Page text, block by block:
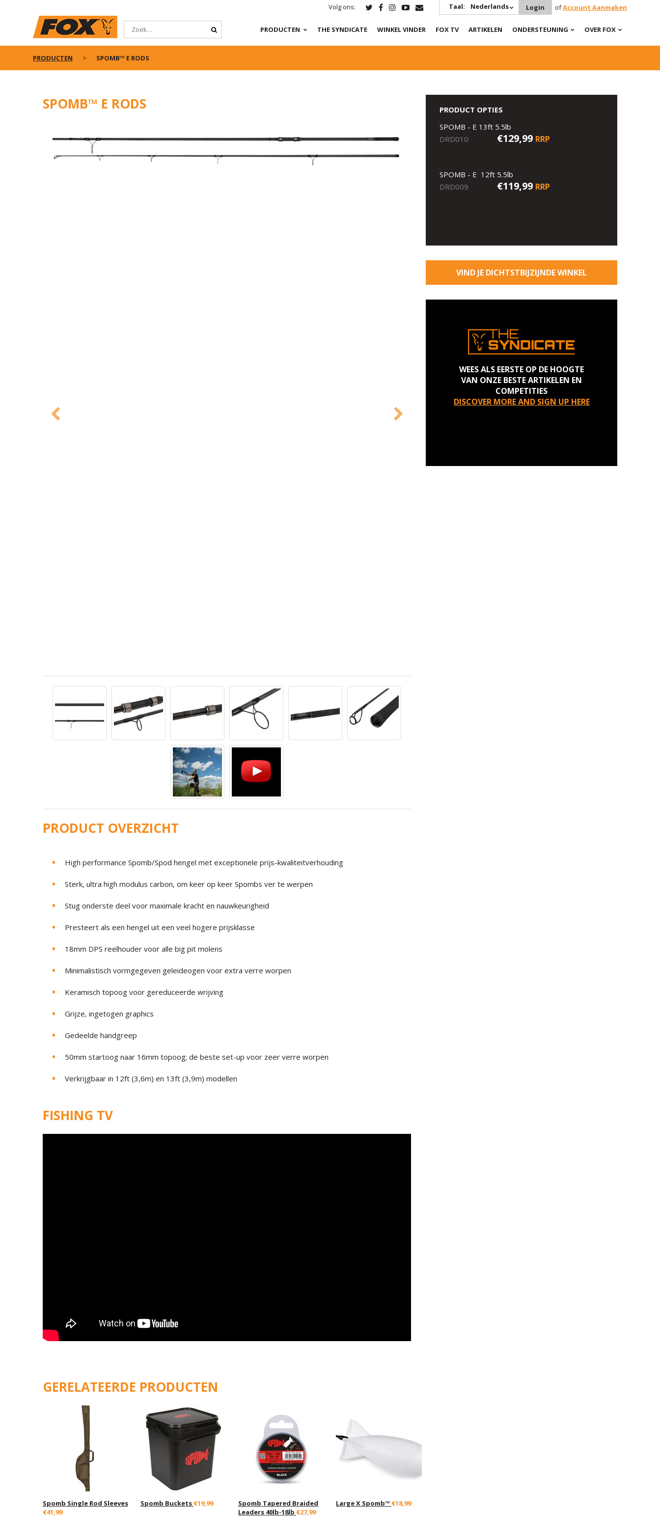
Volg ons: Taal: Nederlands Login ofAccount Aanmaken
PRODUCTEN THE SYNDICATE WINKEL VINDER FOX TV ARTIKELEN ONDERSTEUNING OVER FOX
PRODUCTEN SPOMB™ E RODS
SPOMB™ E RODS
PRODUCT OVERZICHT
High performance Spomb/Spod hengel met exceptionele prijs-kwaliteitverhouding
Sterk, ultra high modulus carbon, om keer op keer Spombs ver te werpen
Stug onderste deel voor maximale kracht en nauwkeurigheid
Presteert als een hengel uit een veel hogere prijsklasse
18mm DPS reelhouder voor alle big pit molens
Minimalistisch vormgegeven geleideogen voor extra verre worpen
Keramisch topoog voor gereduceerde wrijving
Grijze, ingetogen graphics
Gedeelde handgreep
50mm startoog naar 16mm topoog; de beste set-up voor zeer verre worpen
Verkrijgbaar in 12ft (3,6m) en 13ft (3,9m) modellen
FISHING TV
PRODUCT OPTIES
SPOMB - E 13ft 5.5lb
DRD010
€129,99 RRP
SPOMB - E 12ft 5.5lb
DRD009
€119,99 RRP
VIND JE DICHTSTBIJZIJNDE WINKEL
WEES ALS EERSTE OP DE HOOGTE
VAN ONZE BESTE ARTIKELEN EN
COMPETITIES
DISCOVER MORE AND SIGN UP HERE
GERELATEERDE PRODUCTEN
Spomb Single Rod Sleeves
€41,99
Spomb Buckets €19,99
Spomb Tapered Braided
Leaders 40lb-18lb €27,99
Large X Spomb™ €18,99